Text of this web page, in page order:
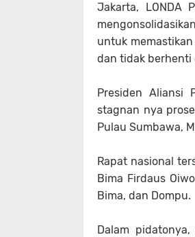
Jakarta, LONDA
untuk
dan tidak berhenti
Presiden Aliansi
stagnan nya
Pulau Sumbawa,
Rapat nasional
Bima Firdaus
Bima, dan Dompu.
Dalam